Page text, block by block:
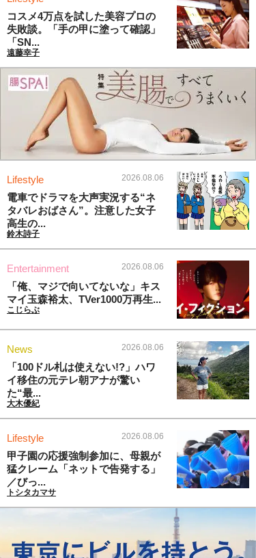
コスメ4万点を試した美容プロの
失敗談。「手の甲に塗って確認」
「SN...
遠藤幸子
Lifestyle 2026.08.06
電車でドラマを大声実況する“ネ
タバレおばさん”。注意した女子
高生の...
鈴木詩子
Entertainment 2026.08.06
「俺、マジで向いてないな」キス
マイ玉森裕太、TVer1000万再生...
こじらぶ
News 2026.08.06
「100ドル札は使えない!?」ハワ
イ移住の元テレ朝アナが驚い
た“最...
大木優紀
Lifestyle 2026.08.06
甲子園の応援強制参加に、母親が
猛クレーム「ネットで告発する」
／びっ...
トシタカマサ